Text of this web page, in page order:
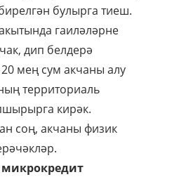
булырга тиеш.
гаиләләрне
дип белдерә
20 мең сум акчаны алу
территориаль
кирәк.
соң, акчаны физик
микрокредит